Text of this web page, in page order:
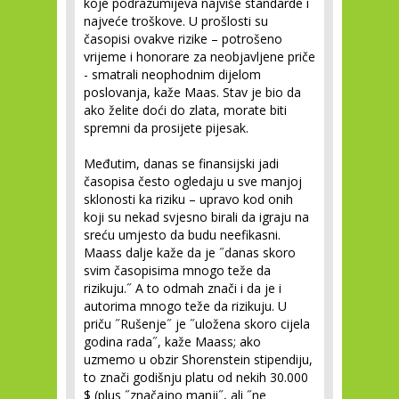
najveće troškove. U prošlosti su
časopisi ovakve rizike – potrošeno
vrijeme i honorare za neobjavljene priče
- smatrali neophodnim dijelom
poslovanja, kaže Maas. Stav je bio da
ako želite doći do zlata, morate biti
spremni da prosijete pijesak.
Međutim, danas se finansijski jadi
časopisa često ogledaju u sve manjoj
sklonosti ka riziku – upravo kod onih
koji su nekad svjesno birali da igraju na
sreću umjesto da budu neefikasni.
Maass dalje kaže da je ˝danas skoro
svim časopisima mnogo teže da
rizikuju.˝ A to odmah znači i da je i
autorima mnogo teže da rizikuju. U
priču ˝Rušenje˝ je ˝uložena skoro cijela
godina rada˝, kaže Maass; ako
uzmemo u obzir Shorenstein stipendiju,
to znači godišnju platu od nekih 30.000
$ (plus ˝značajno manji˝, ali ˝ne